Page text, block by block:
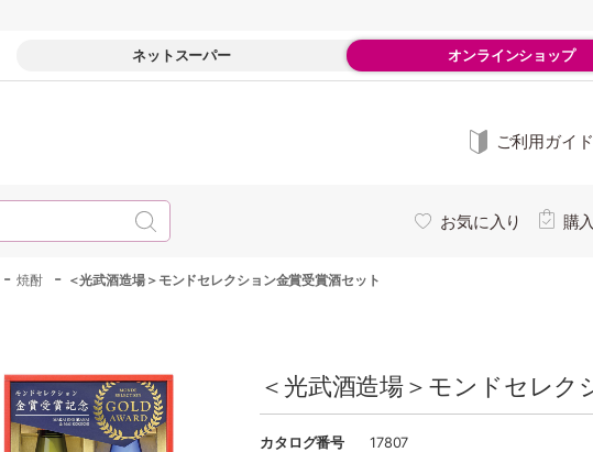
ネットスーパー オンラインショップ
ご利用ガイド
お気に入り 購
-焼酎 - ＜光武酒造場＞モンドセレクション金賞受賞酒セット
＜光武酒造場＞モンドセレク
カタログ番号
17807